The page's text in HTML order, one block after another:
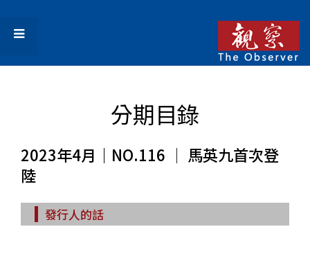
分期目錄
2023年4月｜NO.116 │ 馬英九首次登
陸
發行人的話